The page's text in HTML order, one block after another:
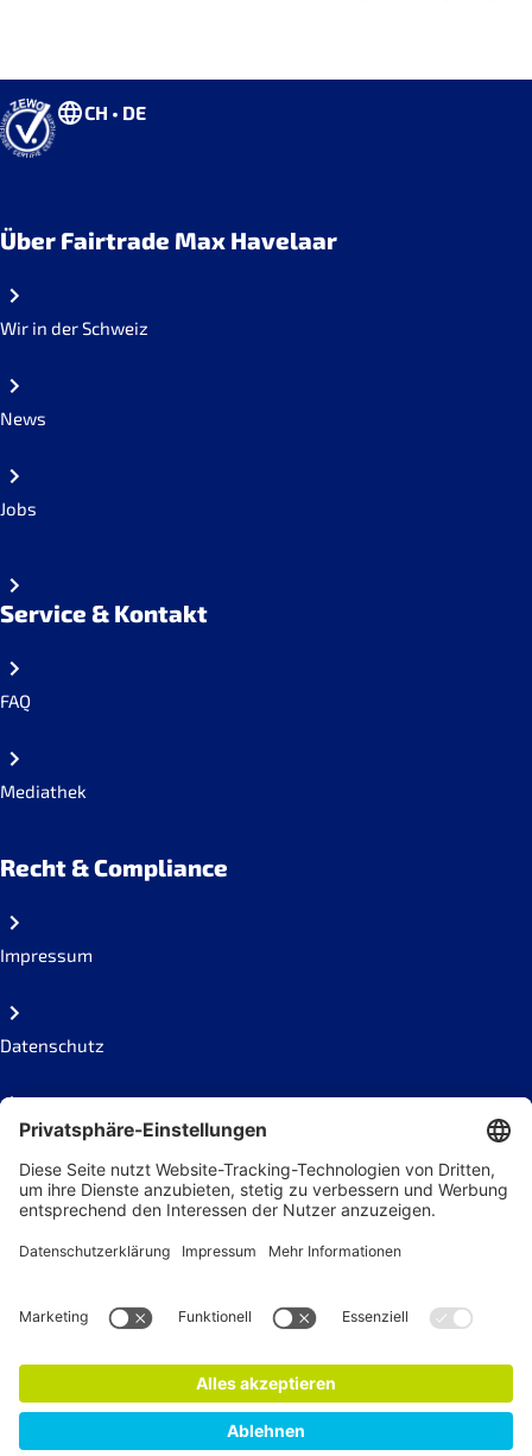
CH • DE
Über Fairtrade Max Havelaar
Wir in der Schweiz
News
Jobs
Service & Kontakt
FAQ
Mediathek
Recht & Compliance
Impressum
Datenschutz
Code of conduct
Social Links
Newsletter
Jetzt anmelden